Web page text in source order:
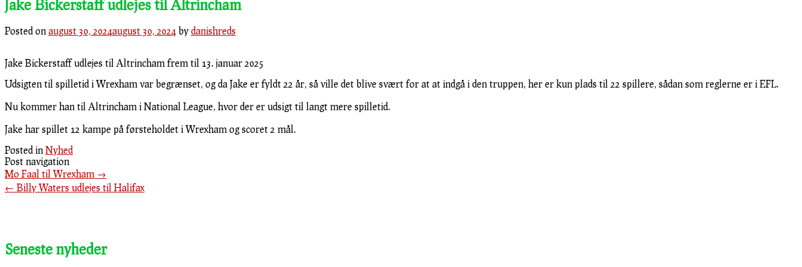
Jake Bickerstaff udlejes til Altrincham
Posted on august 30, 2024august 30, 2024 by danishreds
Jake Bickerstaff udlejes til Altrincham frem til 13. januar 2025
Udsigten til spilletid i Wrexham var begrænset, og da Jake er fyldt 22 år, så ville det blive svært for at at indgå i den truppen, her er kun plads til 22 spillere, sådan som reglerne er i EFL.
Nu kommer han til Altrincham i National League, hvor der er udsigt til langt mere spilletid.
Jake har spillet 12 kampe på førsteholdet i Wrexham og scoret 2 mål.
Posted in Nyhed
Post navigation
Mo Faal til Wrexham →
← Billy Waters udlejes til Halifax
Seneste nyheder